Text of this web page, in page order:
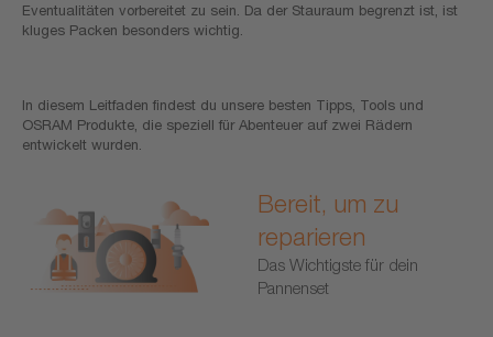
Eventualitäten vorbereitet zu sein. Da der Stauraum begrenzt ist, ist
kluges Packen besonders wichtig.
In diesem Leitfaden findest du unsere besten Tipps, Tools und
OSRAM Produkte, die speziell für Abenteuer auf zwei Rädern
entwickelt wurden.
Bereit, um zu
reparieren
Das Wichtigste für dein
Pannenset